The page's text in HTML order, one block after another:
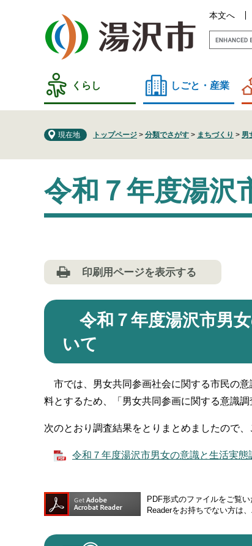
す
し
本文へ
くらし しごと・産業
現在地 トップページ > 分類でさがす > まちづくり > 男
令和７年度湯沢
印刷用ページを表示する
令和７年度湯沢市男
いて
市では、男女共同参画社会に関する市民の
料とするため、「男女共同参画に関する意識調
次のとおり調査結果をとりまとめましたので、
令和７年度湯沢市男女の意識と生活実
PDF形式のファイルをご覧
Readerをお持ちでない方は